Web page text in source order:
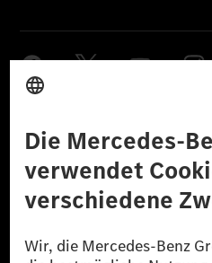
Datenschutz Lizenzhinweise
© 2026 Mercedes-Benz Group AG. Alle